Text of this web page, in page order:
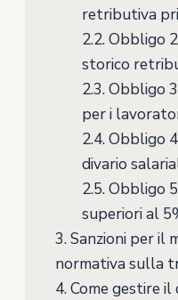
retributiva
2.2.Obbligo
storico
2.3.Obbligo
per i
2.4.Obbligo
divario
2.5.Obbligo
superiori al
3.Sanzioni per il
normativa sulla
4.Come gestire il